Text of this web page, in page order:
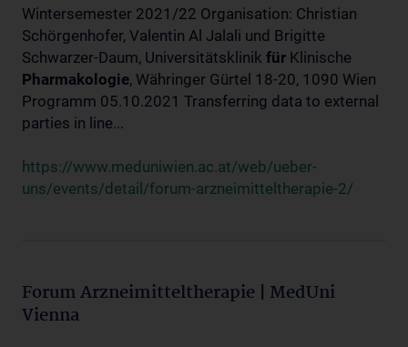
Wintersemester 2021/22 Organisation: Christian
Schörgenhofer, Valentin Al Jalali und Brigitte
Schwarzer-Daum, Universitätsklinik für Klinische
Pharmakologie, Währinger Gürtel 18-20, 1090 Wien
Programm 05.10.2021 Transferring data to external
parties in line...
https://www.meduniwien.ac.at/web/ueber-
uns/events/detail/forum-arzneimitteltherapie-2/
Forum Arzneimitteltherapie | MedUni
Vienna